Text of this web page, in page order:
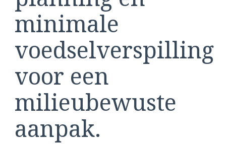
minimale
voedselverspilling
voor een
milieubewuste
aanpak.